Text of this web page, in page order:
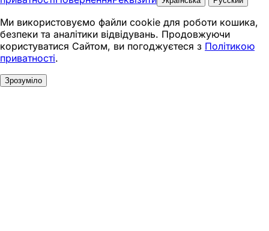
Ми використовуємо файли cookie для роботи кошика,
безпеки та аналітики відвідувань. Продовжуючи
користуватися Сайтом, ви погоджуєтеся з Політикою
приватності.
Зрозуміло